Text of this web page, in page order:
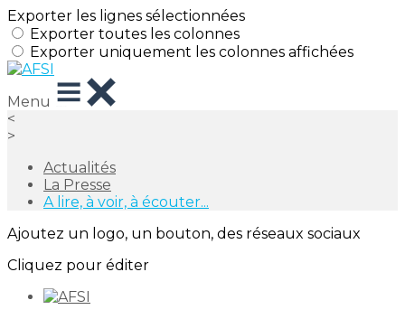
Exporter les lignes sélectionnées
Exporter toutes les colonnes
Exporter uniquement les colonnes affichées
Menu
<
>
Actualités
La Presse
A lire, à voir, à écouter...
Ajoutez un logo, un bouton, des réseaux sociaux
Cliquez pour éditer